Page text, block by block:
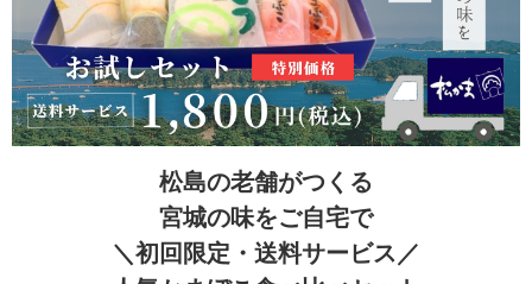
松島の老舗がつくる
宮城の味をご自宅で
＼初回限定・送料サービス／